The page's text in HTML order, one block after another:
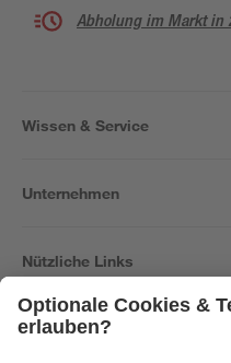
Abholung im Markt in
Wissen & Service
Unternehmen
Nützliche Links